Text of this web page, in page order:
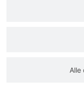
Alle